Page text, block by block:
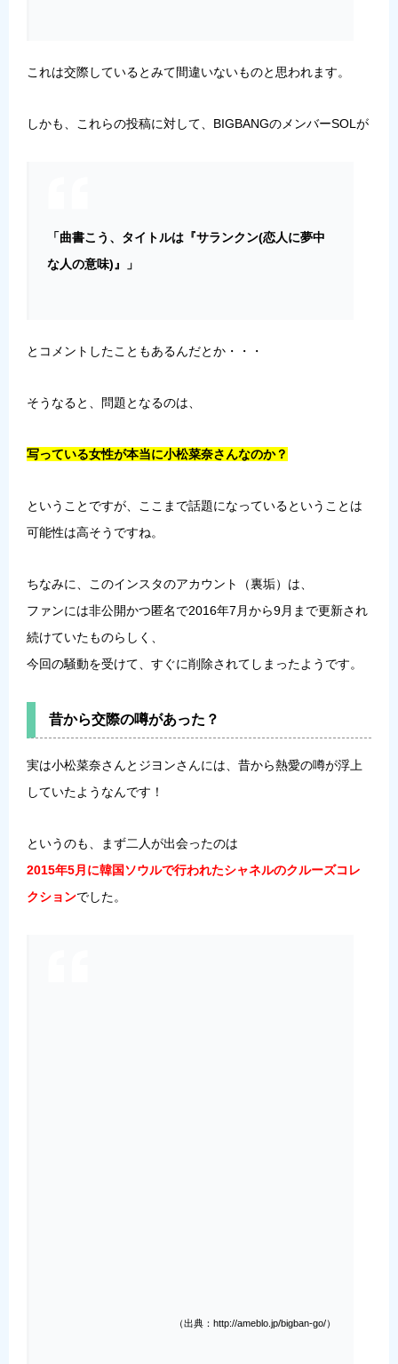
これは交際しているとみて間違いないものと思われます。
しかも、これらの投稿に対して、BIGBANGのメンバーSOLが
「曲書こう、タイトルは『サランクン(恋人に夢中
な人の意味)』」
とコメントしたこともあるんだとか・・・
そうなると、問題となるのは、
写っている女性が本当に小松菜奈さんなのか？
ということですが、ここまで話題になっているということは
可能性は高そうですね。
ちなみに、このインスタのアカウント（裏垢）は、
ファンには非公開かつ匿名で2016年7月から9月まで更新され
続けていたものらしく、
今回の騒動を受けて、すぐに削除されてしまったようです。
昔から交際の噂があった？
実は小松菜奈さんとジヨンさんには、昔から熱愛の噂が浮上
していたようなんです！
というのも、まず二人が出会ったのは
2015年5月に韓国ソウルで行われたシャネルのクルーズコレ
クションでした。
（出典：http://ameblo.jp/bigban-go/）